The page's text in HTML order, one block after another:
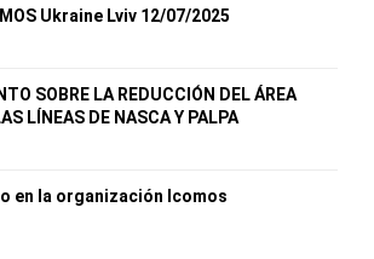
Ukraine Lviv 12/07/2025
SOBRE LA REDUCCIÓN DEL ÁREA
LÍNEAS DE NASCA Y PALPA
en la organización Icomos